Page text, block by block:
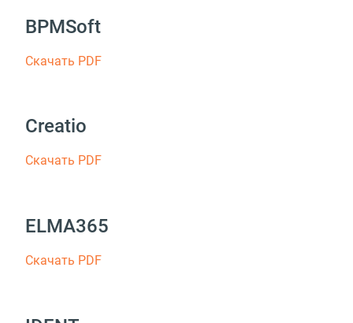
BPMSoft
Скачать PDF
Creatio
Скачать PDF
ELMA365
Скачать PDF